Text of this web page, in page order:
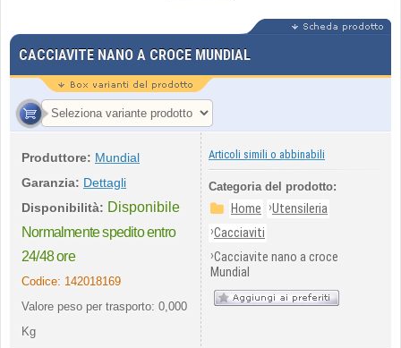
CACCIAVITE NANO A CROCE MUNDIAL
Produttore: Mundial
Garanzia: Dettagli
Disponibilità: Disponibile
Normalmente spedito entro
24/48 ore
Codice: 142018169
Valore peso per trasporto: 0,000
Kg
Articoli simili o abbinabili
Categoria del prodotto:
Home ›Utensileria
›Cacciaviti
›Cacciavite nano a croce
Mundial